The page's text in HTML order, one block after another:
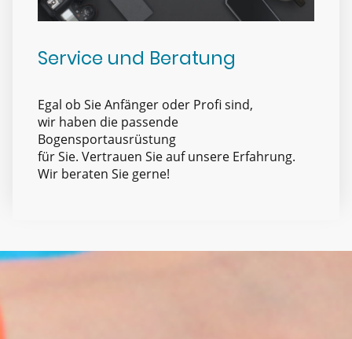
Service und Beratung
Egal ob Sie Anfänger oder Profi sind,
wir haben die passende
Bogensportausrüstung
für Sie. Vertrauen Sie auf unsere Erfahrung.
Wir beraten Sie gerne!